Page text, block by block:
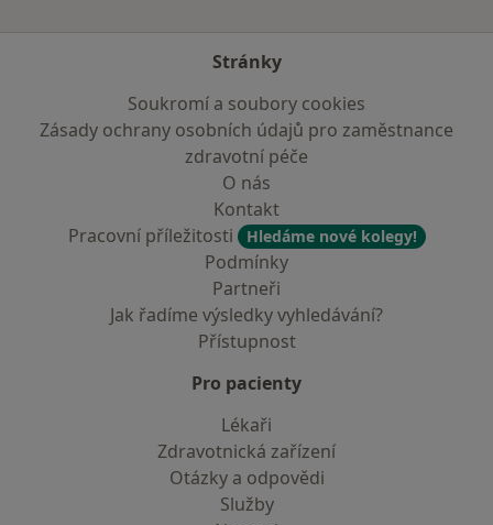
Stránky
Soukromí a soubory cookies
Zásady ochrany osobních údajů pro zaměstnance
zdravotní péče
O nás
Kontakt
Pracovní příležitosti
Hledáme nové kolegy!
Podmínky
Partneři
Jak řadíme výsledky vyhledávání?
Přístupnost
Pro pacienty
Lékaři
Zdravotnická zařízení
Otázky a odpovědi
Služby